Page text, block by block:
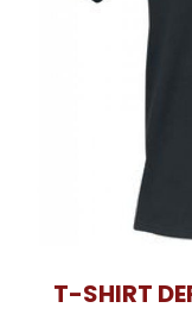
T-SHIRT